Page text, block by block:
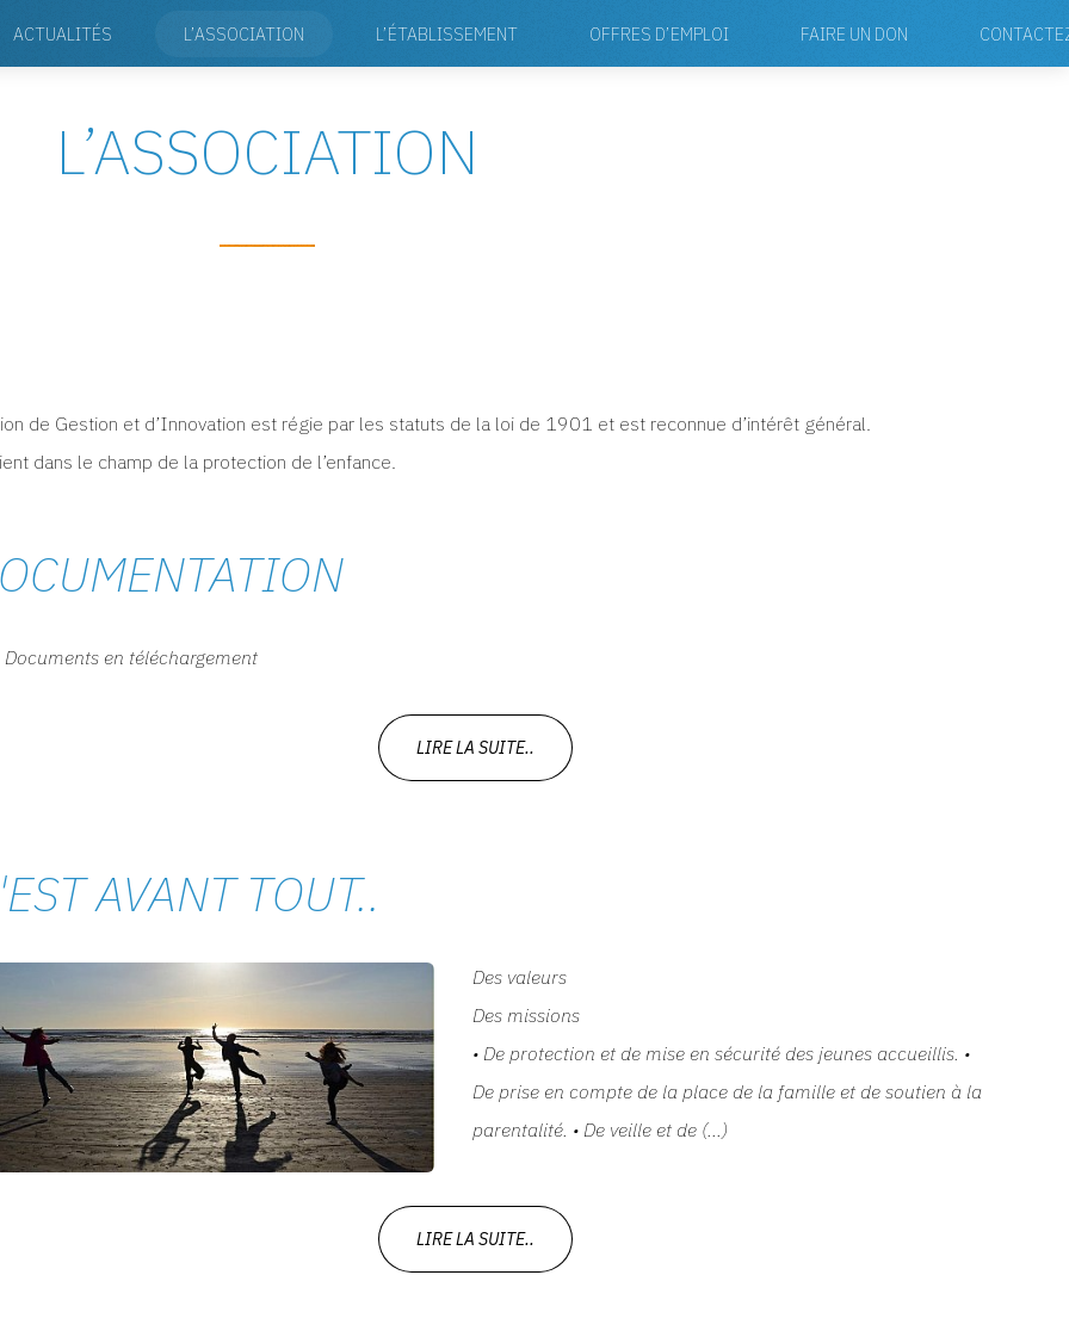
ACTUALITÉS L’ASSOCIATION L’ÉTABLISSEMENT OFFRES D’EMPLOI FAIRE UN DON
L’ASSOCIATION
de Gestion et d’Innovation est régie par les statuts de la loi de 1901 et est reconnue d’intérêt général.
dans le champ de la protection de l’enfance.
Documents en téléchargement
LIRE LA SUITE..
AVANT TOUT..
Des valeurs
Des missions
• De protection et de mise en sécurité des jeunes accueillis. •
De prise en compte de la place de la famille et de soutien à la
parentalité. • De veille et de (...)
LIRE LA SUITE..